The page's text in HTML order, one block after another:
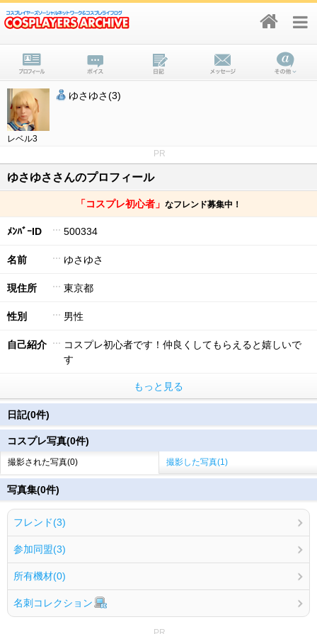
レベル3
ゆさゆさ(3)
PR
ゆさゆささんのプロフィール
「コスプレ初心者」 なフレンド募集中！
ﾒﾝﾊﾞｰID 500334
名前 ゆさゆさ
現住所 東京都
性別 男性
自己紹介
コスプレ初心者です！仲良くしてもらえると嬉しいで
す
もっと見る
日記(0件)
コスプレ写真(0件)
撮影された写真(0) 撮影した写真(1)
写真集(0件)
フレンド(3)
参加同盟(3)
所有機材(0)
名刺コレクション